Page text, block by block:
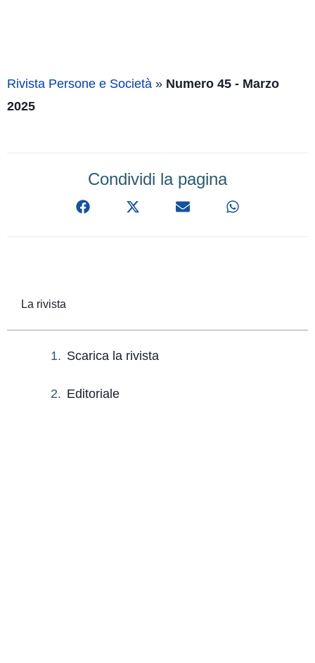
Rivista Persone e Società » Numero 45 - Marzo
2025
Condividi la pagina
La rivista
Scarica la rivista
Editoriale